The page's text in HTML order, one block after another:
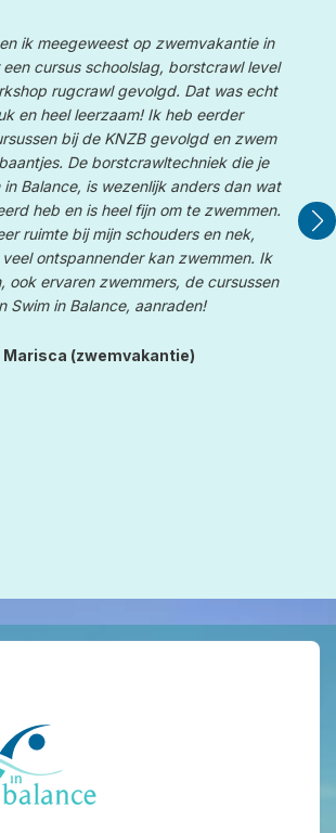
ik meegeweest op zwemvakantie in
een cursus schoolslag, borstcrawl level
rugcrawl gevolgd. Dat was echt
en heel leerzaam! Ik heb eerder
bij de KNZB gevolgd en zwem
De borstcrawltechniek die je
in Balance, is wezenlijk anders dan wat
heb en is heel fijn om te zwemmen.
ruimte bij mijn schouders en nek,
ontspannender kan zwemmen. Ik
ook ervaren zwemmers, de cursussen
Swim in Balance, aanraden!
Marisca (zwemvakantie)